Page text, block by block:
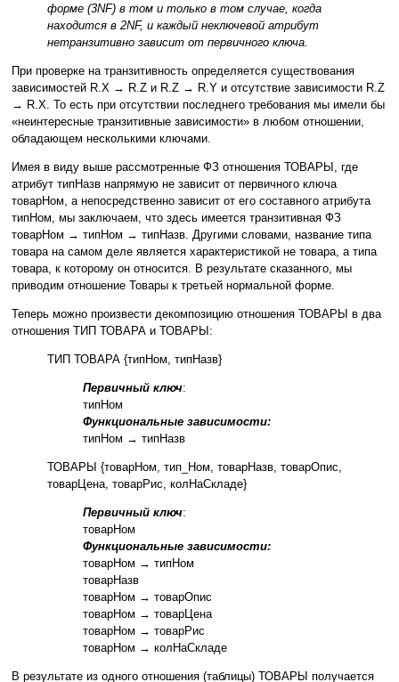
форме (3NF) в том и только в том случае, когда
находится в 2NF, и каждый неключевой атрибут
нетранзитивно зависит от первичного ключа.
При проверке на транзитивность определяется существования
зависимостей R.X → R.Z и R.Z → R.Y и отсутствие зависимости R.Z
→ R.X. То есть при отсутствии последнего требования мы имели бы
«неинтересные транзитивные зависимости» в любом отношении,
обладающем несколькими ключами.
Имея в виду выше рассмотренные ФЗ отношения ТОВАРЫ, где
атрибут типНазв напрямую не зависит от первичного ключа
товарНом, а непосредственно зависит от его составного атрибута
типНом, мы заключаем, что здесь имеется транзитивная ФЗ
товарНом → типНом → типНазв. Другими словами, название типа
товара на самом деле является характеристикой не товара, а типа
товара, к которому он относится. В результате сказанного, мы
приводим отношение Товары к третьей нормальной форме.
Теперь можно произвести декомпозицию отношения ТОВАРЫ в два
отношения ТИП ТОВАРА и ТОВАРЫ:
ТИП ТОВАРА {типНом, типНазв}
Первичный ключ:
типНом
Функциональные зависимости:
типНом → типНазв
ТОВАРЫ {товарНом, тип_Ном, товарНазв, товарОпис,
товарЦена, товарРис, колНаСкладе}
Первичный ключ:
товарНом
Функциональные зависимости:
товарНом → типНом
товарНазв
товарНом → товарОпис
товарНом → товарЦена
товарНом → товарРис
товарНом → колНаСкладе
В результате из одного отношения (таблицы) ТОВАРЫ получается